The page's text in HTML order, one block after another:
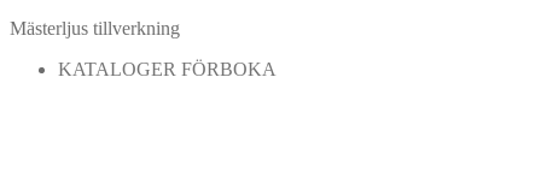
Mästerljus tillverkning
KATALOGER FÖRBOKA